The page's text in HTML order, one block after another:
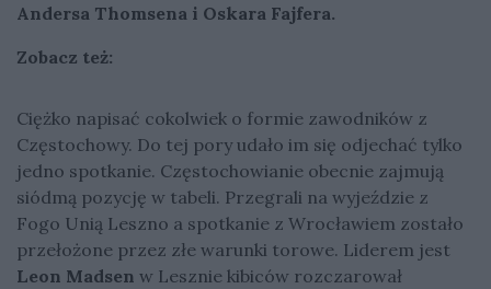
Andersa Thomsena i Oskara Fajfera.
Zobacz też:
Ciężko napisać cokolwiek o formie zawodników z
Częstochowy. Do tej pory udało im się odjechać tylko
jedno spotkanie. Częstochowianie obecnie zajmują
siódmą pozycję w tabeli. Przegrali na wyjeździe z
Fogo Unią Leszno a spotkanie z Wrocławiem zostało
przełożone przez złe warunki torowe. Liderem jest
Leon Madsen w Lesznie kibiców rozczarował